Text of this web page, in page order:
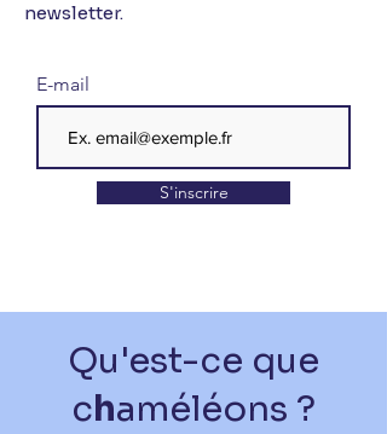
newsletter.
E-mail
S'inscrire
Qu'est-ce que
chaméléons ?